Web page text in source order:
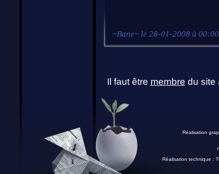
~Bane~ le 28-01-2008 à 00:00
Il faut être membre du site
Réalisation
Réalisation technique :